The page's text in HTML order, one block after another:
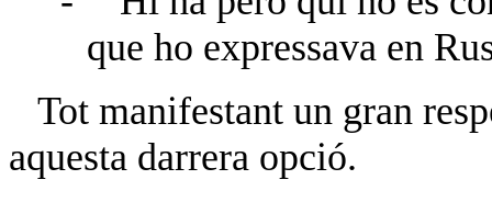
que ho expressava en
Tot manifestant un gran
aquesta darrera opció.